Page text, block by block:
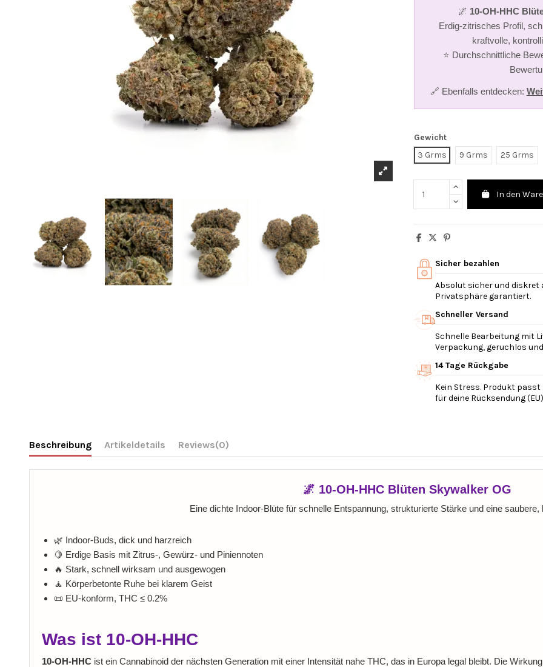
🌌 10-OH-HHC
Erdig-zitrisches Profil,
kraftvolle,
⭐ Durchschnittliche
🔗 Ebenfalls entdecken:
Gewicht
3 Grms
9 Grms 25 Grms
In den
Sicher bezahlen
Absolut sicher und diskret
Privatsphäre garantiert.
Schneller Versand
Schnelle Bearbeitung mit
Verpackung, geruchlos
14 Tage Rückgabe
Kein Stress. Produkt passt
für deine Rücksendung
Beschreibung Artikeldetails Reviews(0)
🌌 10-OH-HHC Blüten Skywalker OG
Eine dichte Indoor-Blüte für schnelle Entspannung, strukturierte Stärke und eine saubere,
🌿 Indoor-Buds, dick und harzreich
🍋 Erdige Basis mit Zitrus-, Gewürz- und Piniennoten
🔥 Stark, schnell wirksam und ausgewogen
🧘 Körperbetonte Ruhe bei klarem Geist
📜 EU-konform, THC ≤ 0.2%
Was ist 10-OH-HHC
10-OH-HHCist ein Cannabinoid der nächsten Generation mit einer Intensität nahe THC, das in Europa legal bleibt. Die